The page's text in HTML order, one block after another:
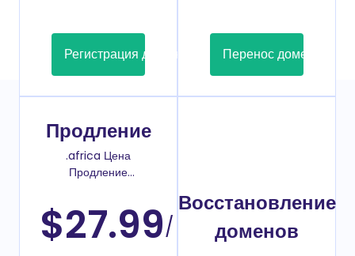
Регистрация домена Перенос домена
Продление
.africa Цена
Продление
$27.99/
Восстановление
доменов